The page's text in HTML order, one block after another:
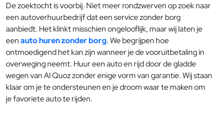
De zoektocht is voorbij. Niet meer rondzwerven op zoek naar
een autoverhuurbedrijf dat een service zonder borg
aanbiedt. Het klinkt misschien ongelooflijk, maar wij laten je
eenauto huren zonder borg. We begrijpen hoe
ontmoedigend het kan zijn wanneer je de vooruitbetaling in
overweging neemt. Huur een auto en rijd door de gladde
wegen van Al Quoz zonder enige vorm van garantie. Wij staan
klaar om je te ondersteunen en je droom waar te maken om
je favoriete auto te rijden.